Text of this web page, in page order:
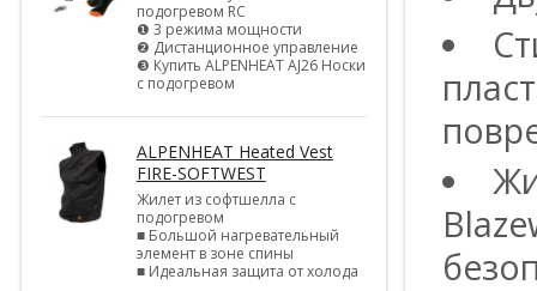
подогревом RC
❶ 3 режима мощности
❷ Дистанционное управление
❸ Купить ALPENHEAT AJ26 Носки
с подогревом
ALPENHEAT Heated Vest
FIRE-SOFTWEST
Жилет из софтшелла с
подогревом
■ Большой нагревательный
элемент в зоне спины
■ Идеальная защита от холода